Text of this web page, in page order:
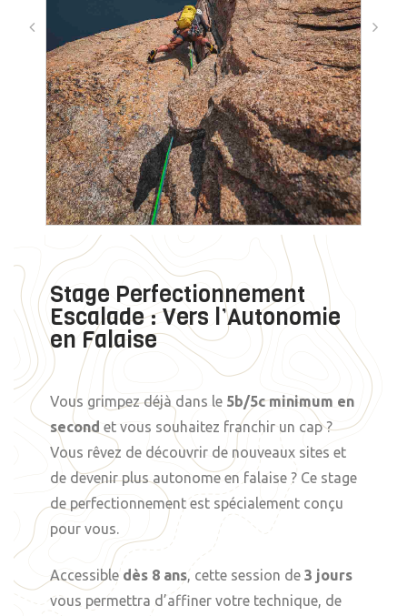
Stage Perfectionnement
Escalade : Vers l’Autonomie
en Falaise
Vous grimpez déjà dans le 5b/5c minimum en
second et vous souhaitez franchir un cap ?
Vous rêvez de découvrir de nouveaux sites et
de devenir plus autonome en falaise ? Ce stage
de perfectionnement est spécialement conçu
pour vous.
Accessible dès 8 ans, cette session de 3 jours
vous permettra d’affiner votre technique, de